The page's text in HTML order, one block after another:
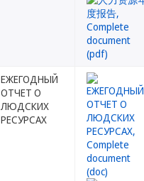
ЕЖЕГОДНЫЙ
ОТЧЕТ О
ЛЮДСКИХ
РЕСУРСАХ